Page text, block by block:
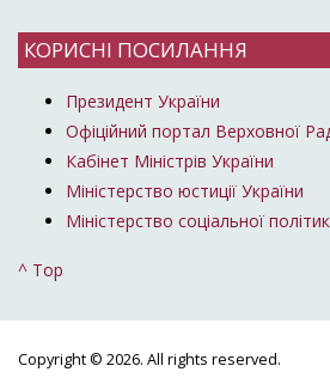
КОРИСНІ ПОСИЛАННЯ
Президент України
Офіційний портал Верховної
Кабінет Міністрів України
Міністерство юстиції України
Міністерство соціальної
^ Top
Copyright © 2026. All rights reserved.